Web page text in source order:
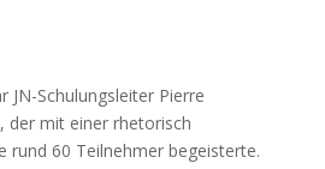
JN-Schulungsleiter Pierre
der mit einer rhetorisch
rund 60 Teilnehmer begeisterte.